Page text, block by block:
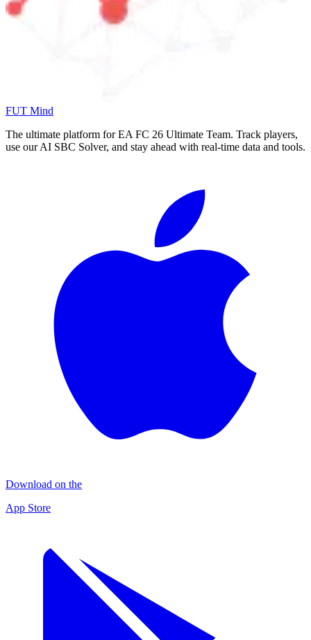
FUT Mind
The ultimate platform for EA FC 26 Ultimate Team. Track players,
use our AI SBC Solver, and stay ahead with real-time data and tools.
Download on the
App Store